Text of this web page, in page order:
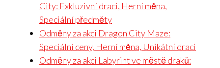
City: Exkluzivní draci, Herní měna,
Speciální předměty
Odměny za akci Dragon City Maze:
Speciální ceny, Herní měna, Unikátní draci
Odměny za akci Labyrint ve městě draků: